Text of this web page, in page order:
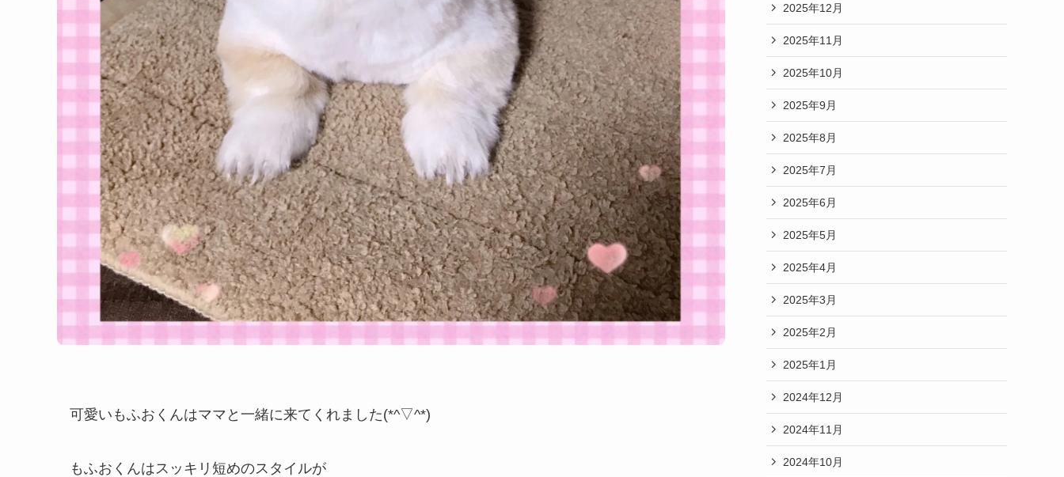
可愛いもふおくんはママと一緒に来てくれました(*^▽^*)
もふおくんはスッキリ短めのスタイルが
2025年12月
2025年11月
2025年10月
2025年9月
2025年8月
2025年7月
2025年6月
2025年5月
2025年4月
2025年3月
2025年2月
2025年1月
2024年12月
2024年11月
2024年10月